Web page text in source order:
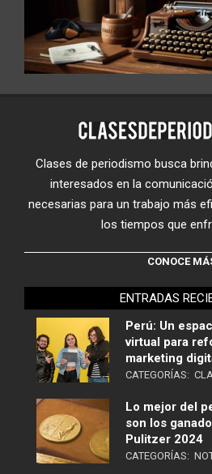
Clases de periodismo busca
interesados en la
necesarias para un trabajo más
los tiempos que
CONOCE
ENTRADAS
Perú: Un
virtual para
marketing
CATEGORÍAS:
Lo mejor del
son los
Pulitzer 2024
CATEGORÍAS: